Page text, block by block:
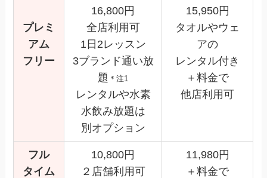
プレミ
アム
フリー
16,800円
全店利用可
1日2レッスン
3ブランド通い放
題 ＊注1
レンタルや水素
水飲み放題は
別オプション
15,950円
タオルやウェ
アの
レンタル付き
＋料金で
他店利用可
フル
タイム
10,800円
２店舗利用可
11,980円
＋料金で